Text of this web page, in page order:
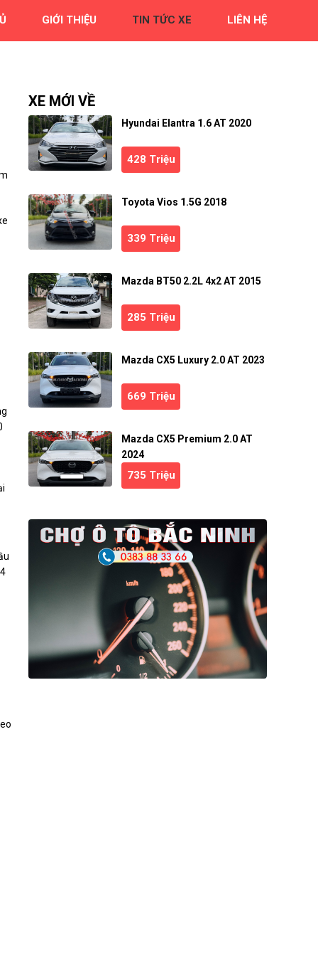
GIỚI THIỆU TIN TỨC XE LIÊN HỆ
XE MỚI VỀ
Hyundai Elantra 1.6 AT 2020
428 Triệu
Toyota Vios 1.5G 2018
339 Triệu
Mazda BT50 2.2L 4x2 AT 2015
285 Triệu
Mazda CX5 Luxury 2.0 AT 2023
669 Triệu
Mazda CX5 Premium 2.0 AT
2024
735 Triệu